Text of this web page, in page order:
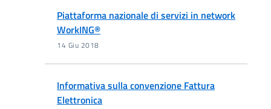
Piattaforma nazionale di servizi in network
WorkING®
14 Giu 2018
Informativa sulla convenzione Fattura
Elettronica